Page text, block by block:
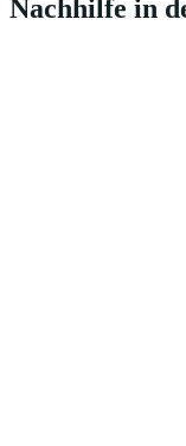
Nachhilfe in